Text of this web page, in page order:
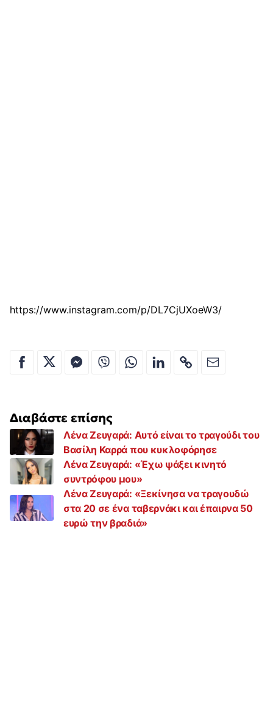
https://www.instagram.com/p/DL7CjUXoeW3/
Διαβάστε επίσης
Λένα Ζευγαρά: Αυτό είναι το τραγούδι του
Βασίλη Καρρά που κυκλοφόρησε
Λένα Ζευγαρά: «Έχω ψάξει κινητό
συντρόφου μου»
Λένα Ζευγαρά: «Ξεκίνησα να τραγουδώ
στα 20 σε ένα ταβερνάκι και έπαιρνα 50
ευρώ την βραδιά»